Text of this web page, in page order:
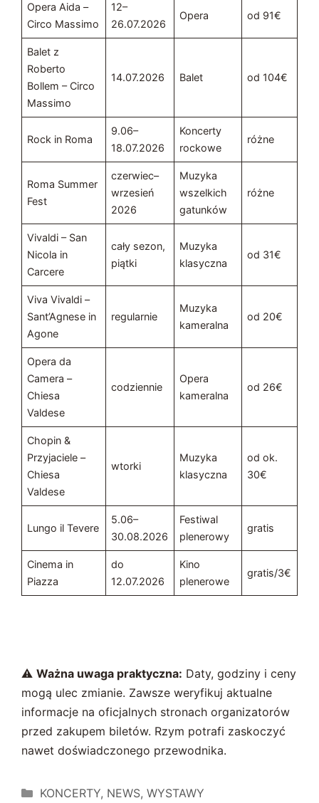
Opera Aida –
Circo Massimo
12–
26.07.2026
Opera od 91€
Balet z
Roberto
Bollem – Circo
Massimo
14.07.2026 Balet od 104€
Rock in Roma
9.06–
18.07.2026
Koncerty
rockowe
różne
Roma Summer
Fest
czerwiec–
wrzesień
2026
Muzyka
wszelkich
gatunków
różne
Vivaldi – San
Nicola in
Carcere
cały sezon,
piątki
Muzyka
klasyczna
od 31€
Viva Vivaldi –
Sant’Agnese in
Agone
regularnie
Muzyka
kameralna
od 20€
Opera da
Camera –
Chiesa
Valdese
codziennie
Opera
kameralna
od 26€
Chopin &
Przyjaciele –
Chiesa
Valdese
wtorki
Muzyka
klasyczna
od ok.
30€
Lungo il Tevere
5.06–
30.08.2026
Festiwal
plenerowy
gratis
Cinema in
Piazza
do
12.07.2026
Kino
plenerowe
gratis/3€
⚠️ Ważna uwaga praktyczna: Daty, godziny i ceny
mogą ulec zmianie. Zawsze weryfikuj aktualne
informacje na oficjalnych stronach organizatorów
przed zakupem biletów. Rzym potrafi zaskoczyć
nawet doświadczonego przewodnika.
Kategorie
KONCERTY, NEWS, WYSTAWY